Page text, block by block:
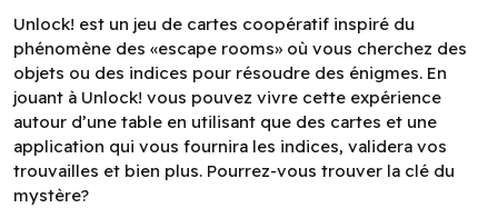
Unlock! est un jeu de cartes coopératif inspiré du
phénomène des «escape rooms» où vous cherchez des
objets ou des indices pour résoudre des énigmes. En
jouant à Unlock! vous pouvez vivre cette expérience
autour d’une table en utilisant que des cartes et une
application qui vous fournira les indices, validera vos
trouvailles et bien plus. Pourrez-vous trouver la clé du
mystère?